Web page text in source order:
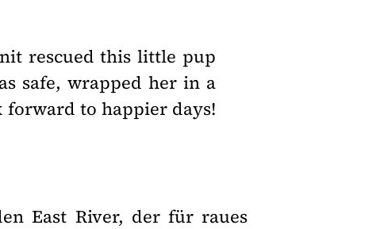
rescued this little pup
safe, wrapped her in a
to happier days!
East River, der für raues